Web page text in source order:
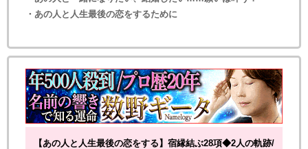
・あの人と人生最後の恋をするために
【あの人と人生最後の恋をする】宿縁結ぶ28項◆2人の軌跡/